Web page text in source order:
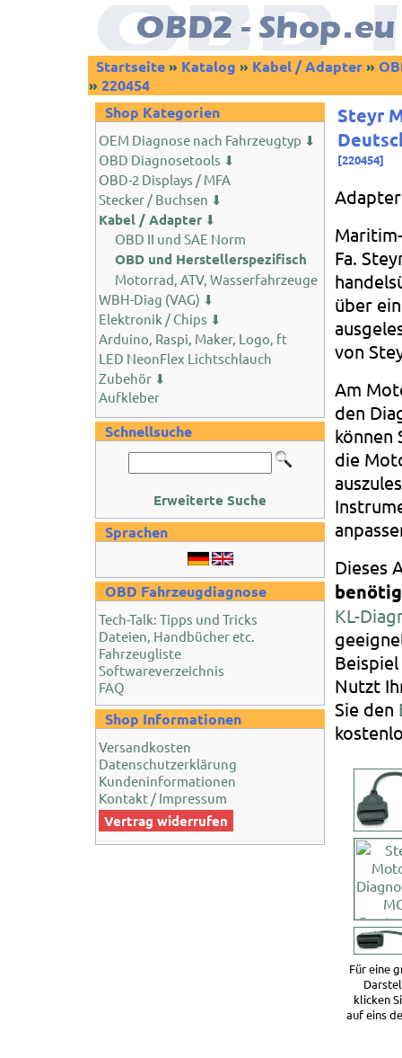
Startseite» Katalog » Kabel / Adapter»
» 220454
Shop Kategorien
OEM Diagnose nach Fahrzeugtyp ⬇
OBD Diagnosetools ⬇
OBD-2 Displays / MFA
Stecker / Buchsen ⬇
Kabel / Adapter ⬇
OBD II und SAE Norm
OBD und Herstellerspezifisch
Motorrad, ATV, Wasserfahrzeuge
WBH-Diag (VAG) ⬇
Elektronik / Chips ⬇
Arduino, Raspi, Maker, Logo, ft
LED NeonFlex Lichtschlauch
Zubehör ⬇
Aufkleber
Schnellsuche
Erweiterte Suche
Sprachen
OBD Fahrzeugdiagnose
Tech-Talk: Tipps und Tricks
Dateien, Handbücher etc.
Fahrzeugliste
Softwareverzeichnis
FAQ
Shop Informationen
Versandkosten
Datenschutzerklärung
Kundeninformationen
Kontakt / Impressum
Vertrag widerrufen
Steyr
[220454]
Fa.
über
von
Am
den
können
die
Dieses
KL-
Beispiel
Nutzt
Sie den
Für eine
klicken
auf eins